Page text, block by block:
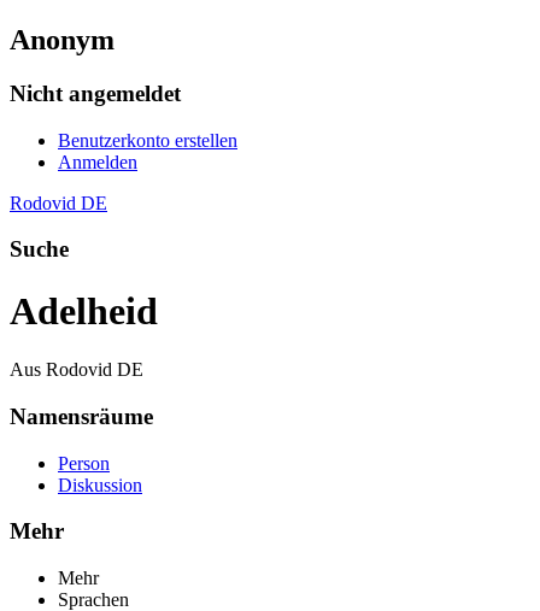
Anonym
Nicht angemeldet
Benutzerkonto erstellen
Anmelden
Rodovid DE
Suche
Adelheid
Aus Rodovid DE
Namensräume
Person
Diskussion
Mehr
Mehr
Sprachen